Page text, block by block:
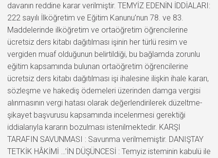
davanın reddine karar verilmiştir. TEMYİZ EDENİN İDDİALARI:
222 sayılı İlköğretim ve Eğitim Kanunu’nun 78. ve 83.
Maddelerinde ilköğretim ve ortaöğretim öğrencilerine
ücretsiz ders kitabı dağıtılması işinin her türlü resim ve
vergiden muaf olduğunun belirtildiği, bu bağlamda zorunlu
eğitim kapsamında bulunan ortaöğretim öğrencilerine
ücretsiz ders kitabı dağıtılması işi ihalesine ilişkin ihale kararı,
sözleşme ve hakediş ödemeleri üzerinden damga vergisi
alınmasının vergi hatası olarak değerlendirilerek düzeltme-
şikayet başvurusu kapsamında incelenmesi gerektiği
iddialarıyla kararın bozulması istenilmektedir. KARŞI
TARAFIN SAVUNMASI : Savunma verilmemiştir. DANIŞTAY
TETKİK HÂKİMİ …’İN DÜŞÜNCESİ : Temyiz isteminin kabulü ile